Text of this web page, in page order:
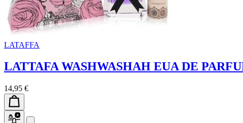
LATAFFA
LATTAFA WASHWASHAH EUA DE
14,95 €